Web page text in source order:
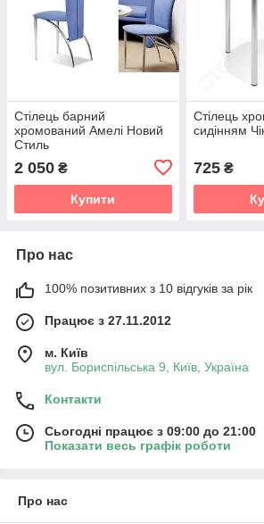
Стілець барний
хромований Амелі Новий
Стиль
2 050 ₴
Купити
Стілець
сидінням
725₴
Про нас
100% позитивних з 10 відгуків за рік
Працює з 27.11.2012
м. Київ
вул. Бориспільська 9, Київ, Україна
Контакти
Сьогодні працює з 09:00 до 21:00
Показати весь графік роботи
Про нас